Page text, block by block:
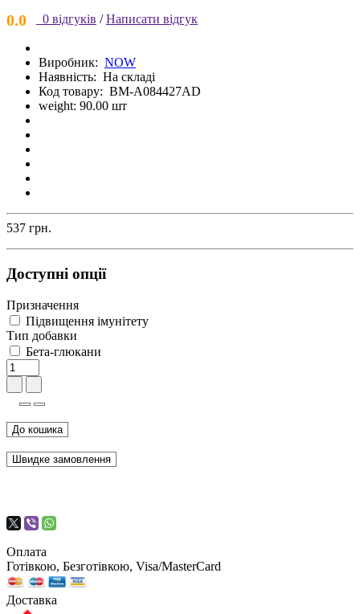
0.0 0 відгуків / Написати відгук
Виробник: NOW
Наявність: На складі
Код товару: BM-A084427AD
weight: 90.00 шт
537 грн.
Доступні опції
Призначення
Підвищення імунітету
Тип добавки
Бета-глюкани
До кошика
Швидке замовлення
Оплата
Готівкою, Безготівкою, Visa/MasterCard
Доставка